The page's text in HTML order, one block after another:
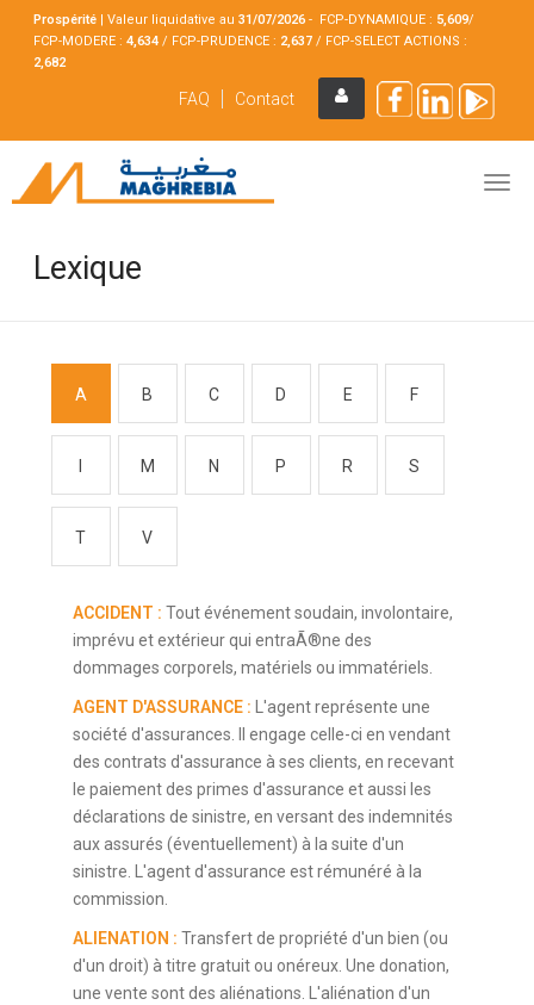
Prospérité | Valeur liquidative au31/07/2026 - FCP-DYNAMIQUE : 5,609/
FCP-MODERE :4,634/ FCP-PRUDENCE : 2,637 / FCP-SELECT ACTIONS :
2,682
FAQ Contact
Lexique
A B C D E F
M N P R S
T V
ACCIDENT : Tout événement soudain, involontaire,
imprévu et extérieur qui entraÃ®ne des
dommages corporels, matériels ou immatériels.
AGENT D'ASSURANCE : L'agent représente une
société d'assurances. Il engage celle-ci en vendant
des contrats d'assurance à ses clients, en recevant
le paiement des primes d'assurance et aussi les
déclarations de sinistre, en versant des indemnités
aux assurés (éventuellement) à la suite d'un
sinistre. L'agent d'assurance est rémunéré à la
commission.
ALIENATION : Transfert de propriété d'un bien (ou
d'un droit) à titre gratuit ou onéreux. Une donation,
une vente sont des aliénations. L'aliénation d'un